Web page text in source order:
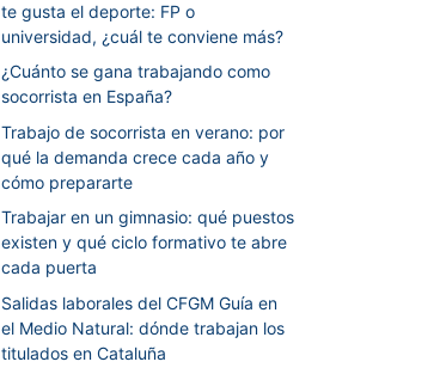
te gusta el deporte: FP o
universidad, ¿cuál te conviene más?
¿Cuánto se gana trabajando como
socorrista en España?
Trabajo de socorrista en verano: por
qué la demanda crece cada año y
cómo prepararte
Trabajar en un gimnasio: qué puestos
existen y qué ciclo formativo te abre
cada puerta
Salidas laborales del CFGM Guía en
el Medio Natural: dónde trabajan los
titulados en Cataluña